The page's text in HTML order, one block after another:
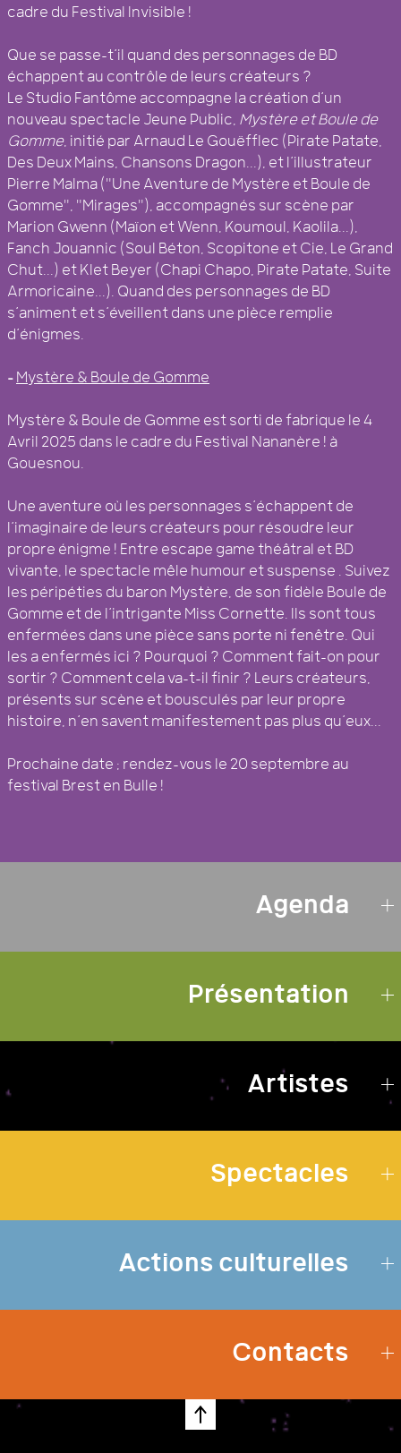
cadre du Festival Invisible !
Que se passe-t’il quand des personnages de BD
échappent au contrôle de leurs créateurs ?
Le Studio Fantôme accompagne la création d’un
nouveau spectacle Jeune Public, Mystère et Boule de
Gomme, initié par Arnaud Le Gouëfflec (Pirate Patate,
Des Deux Mains, Chansons Dragon...), et l’illustrateur
Pierre Malma ("Une Aventure de Mystère et Boule de
Gomme", "Mirages"), accompagnés sur scène par
Marion Gwenn (Maïon et Wenn, Koumoul, Kaolila...),
Fanch Jouannic (Soul Béton, Scopitone et Cie, Le Grand
Chut...) et Klet Beyer (Chapi Chapo, Pirate Patate, Suite
Armoricaine...). Quand des personnages de BD
s’animent et s’éveillent dans une pièce remplie
d’énigmes.
– Mystère & Boule de Gomme
Mystère & Boule de Gomme est sorti de fabrique le 4
Avril 2025 dans le cadre du Festival Nananère ! à
Gouesnou.
Une aventure où les personnages s’échappent de
l’imaginaire de leurs créateurs pour résoudre leur
propre énigme ! Entre escape game théâtral et BD
vivante, le spectacle mêle humour et suspense . Suivez
les péripéties du baron Mystère, de son fidèle Boule de
Gomme et de l’intrigante Miss Cornette. Ils sont tous
enfermées dans une pièce sans porte ni fenêtre. Qui
les a enfermés ici ? Pourquoi ? Comment fait-on pour
sortir ? Comment cela va-t-il finir ? Leurs créateurs,
présents sur scène et bousculés par leur propre
histoire, n’en savent manifestement pas plus qu’eux...
Prochaine date : rendez-vous le 20 septembre au
festival Brest en Bulle !
Agenda
Présentation
Artistes
Spectacles
Actions culturelles
Contacts